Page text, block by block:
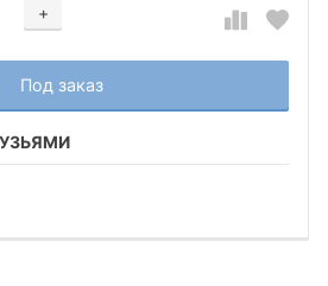
+
Добавляется...
Под заказ
Добавлен